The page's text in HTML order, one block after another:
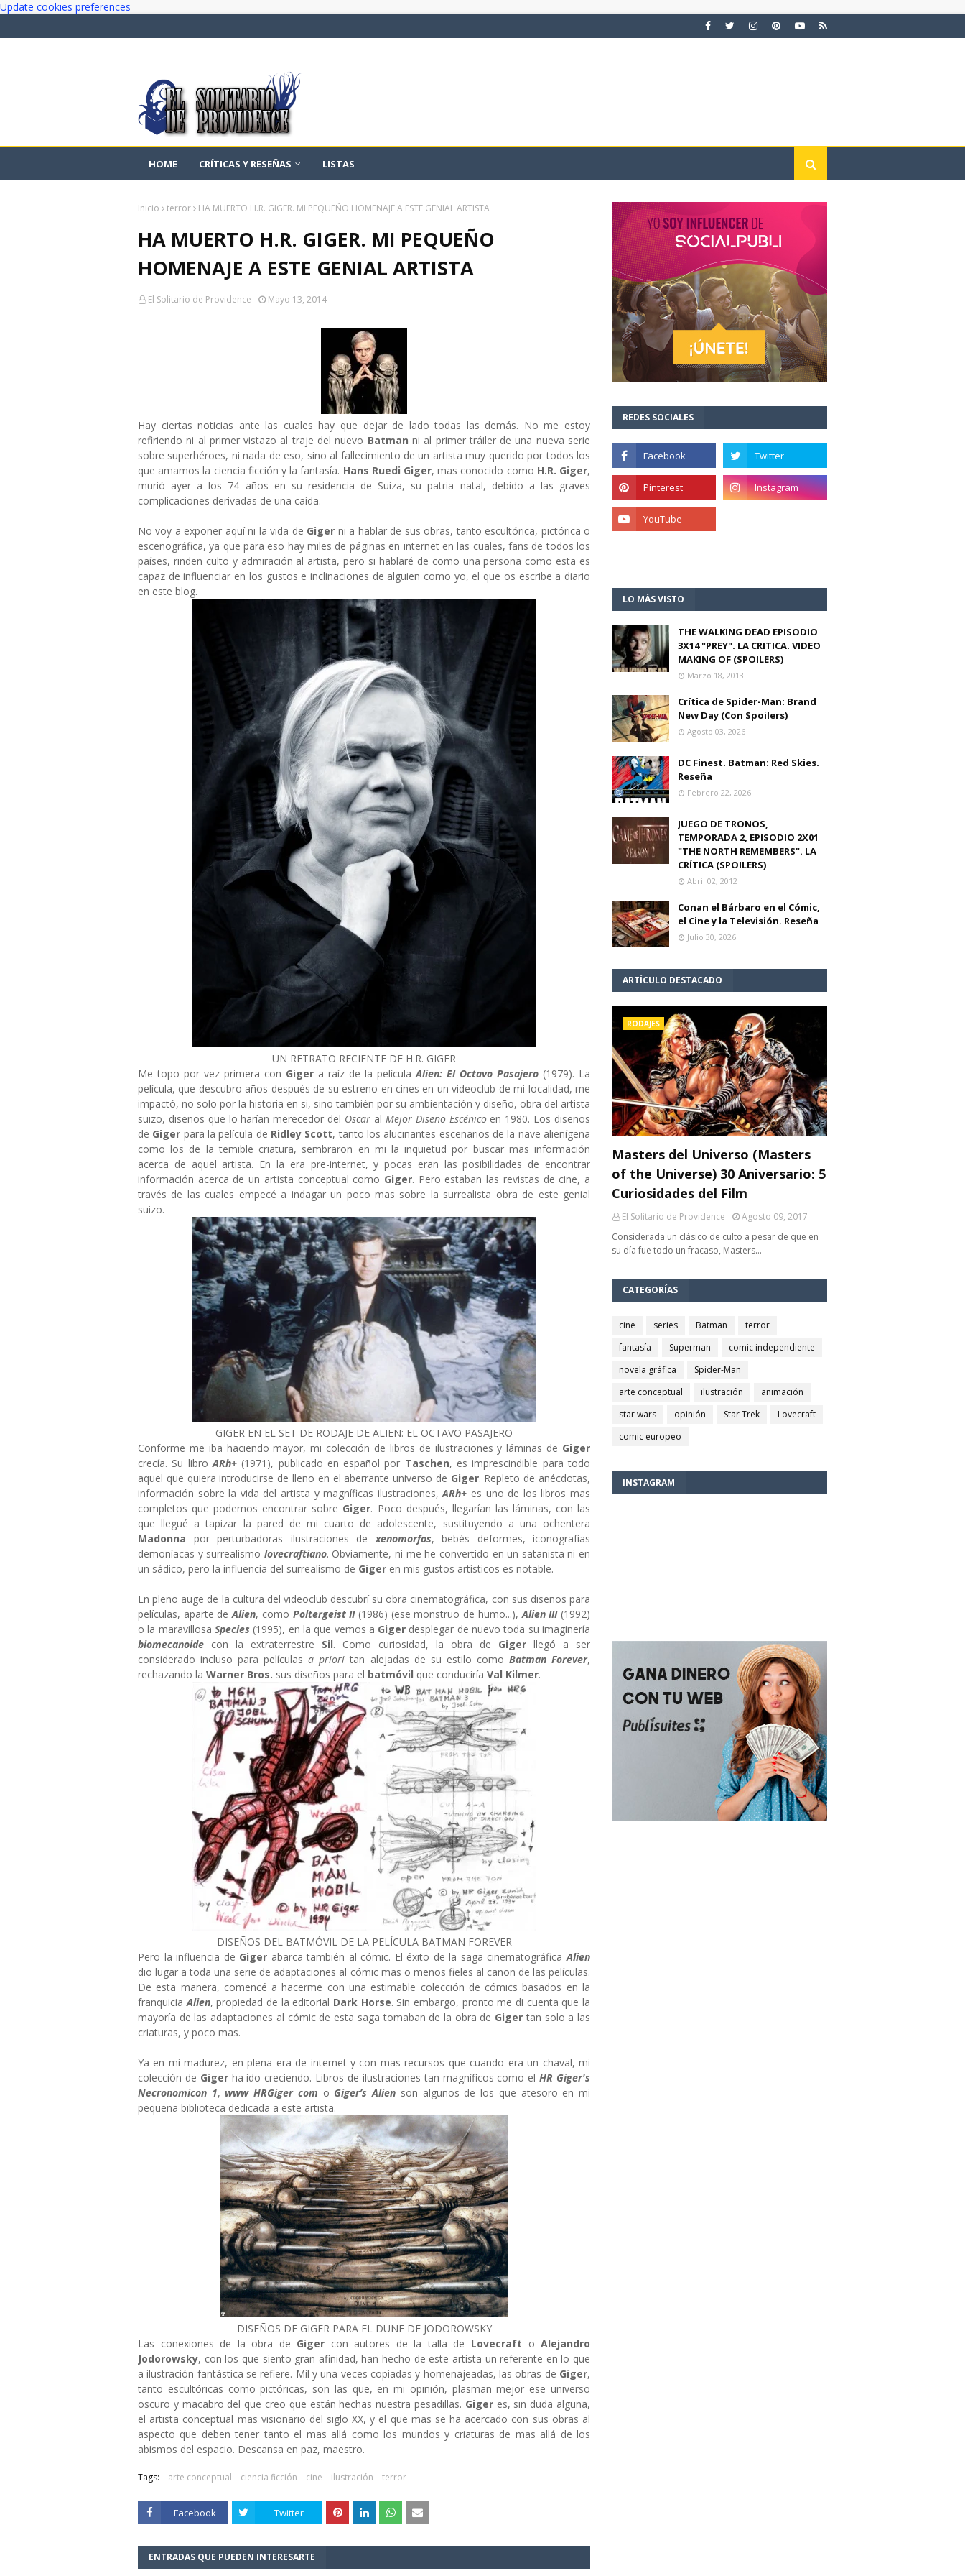
Update cookies preferences
HOME CRÍTICAS Y RESEÑAS LISTAS
Inicio terror HA MUERTO H.R. GIGER. MI PEQUEÑO HOMENAJE A ESTE GENIAL ARTISTA
HA MUERTO H.R. GIGER. MI PEQUEÑO
HOMENAJE A ESTE GENIAL ARTISTA
El Solitario de Providence Mayo 13, 2014
Hay ciertas noticias ante las cuales hay que dejar de lado todas las demás. No me estoy
refiriendo ni al primer vistazo al traje del nuevo Batman ni al primer tráiler de una nueva serie
sobre superhéroes, ni nada de eso, sino al fallecimiento de un artista muy querido por todos los
que amamos la ciencia ficción y la fantasía. Hans Ruedi Giger, mas conocido como H.R. Giger,
murió ayer a los 74 años en su residencia de Suiza, su patria natal, debido a las graves
complicaciones derivadas de una caída.
No voy a exponer aquí ni la vida de Giger ni a hablar de sus obras, tanto escultórica, pictórica o
escenográfica, ya que para eso hay miles de páginas en internet en las cuales, fans de todos los
países, rinden culto y admiración al artista, pero si hablaré de como una persona como esta es
capaz de influenciar en los gustos e inclinaciones de alguien como yo, el que os escribe a diario
en este blog.
UN RETRATO RECIENTE DE H.R. GIGER
Me topo por vez primera con Giger a raíz de la películaAlien: El Octavo Pasajero (1979). La
película, que descubro años después de su estreno en cines en un videoclub de mi localidad, me
impactó, no solo por la historia en si, sino también por su ambientación y diseño, obra del artista
suizo, diseños que lo harían merecedor del Oscar al Mejor Diseño Escénicoen 1980. Los diseños
de Giger para la película de Ridley Scott, tanto los alucinantes escenarios de la nave alienígena
como los de la temible criatura, sembraron en mi la inquietud por buscar mas información
acerca de aquel artista. En la era pre-internet, y pocas eran las posibilidades de encontrar
información acerca de un artista conceptual como Giger. Pero estaban las revistas de cine, a
través de las cuales empecé a indagar un poco mas sobre la surrealista obra de este genial
suizo.
GIGER EN EL SET DE RODAJE DE ALIEN: EL OCTAVO PASAJERO
Conforme me iba haciendo mayor, mi colección de libros de ilustraciones y láminas de Giger
crecía. Su libroARh+ (1971), publicado en español por Taschen, es imprescindible para todo
aquel que quiera introducirse de lleno en el aberrante universo de Giger. Repleto de anécdotas,
información sobre la vida del artista y magníficas ilustraciones,ARh+ es uno de los libros mas
completos que podemos encontrar sobre Giger. Poco después, llegarían las láminas, con las
que llegué a tapizar la pared de mi cuarto de adolescente, sustituyendo a una ochentera
Madonna por perturbadoras ilustraciones dexenomorfos, bebés deformes, iconografías
demoníacas y surrealismo lovecraftiano. Obviamente, ni me he convertido en un satanista ni en
un sádico, pero la influencia del surrealismo de Giger en mis gustos artísticos es notable.
En pleno auge de la cultura del videoclub descubrí su obra cinematográfica, con sus diseños para
películas, aparte deAlien, como Poltergeist II (1986) (ese monstruo de humo...),Alien III (1992)
o la maravillosa Species (1995), en la que vemos a Giger desplegar de nuevo toda su imaginería
biomecanoide con la extraterrestre Sil. Como curiosidad, la obra de Giger llegó a ser
considerado incluso para películas a prioritan alejadas de su estilo como Batman Forever,
rechazando la Warner Bros. sus diseños para el batmóvil que conduciría Val Kilmer.
DISEÑOS DEL BATMÓVIL DE LA PELÍCULA BATMAN FOREVER
Pero la influencia de Giger abarca también al cómic. El éxito de la saga cinematográficaAlien
dio lugar a toda una serie de adaptaciones al cómic mas o menos fieles al canon de las películas.
De esta manera, comencé a hacerme con una estimable colección de cómics basados en la
franquiciaAlien, propiedad de la editorial Dark Horse. Sin embargo, pronto me di cuenta que la
mayoría de las adaptaciones al cómic de esta saga tomaban de la obra de Gigertan solo a las
criaturas, y poco mas.
Ya en mi madurez, en plena era de internet y con mas recursos que cuando era un chaval, mi
colección de Giger ha ido creciendo. Libros de ilustraciones tan magníficos como elHR Giger's
Necronomicon 1, www HRGiger com o Giger’s Alien son algunos de los que atesoro en mi
pequeña biblioteca dedicada a este artista.
DISEÑOS DE GIGER PARA EL DUNE DE JODOROWSKY
Las conexiones de la obra de Giger con autores de la talla de Lovecraft oAlejandro
Jodorowsky, con los que siento gran afinidad, han hecho de este artista un referente en lo que
a ilustración fantástica se refiere. Mil y una veces copiadas y homenajeadas, las obras de Giger,
tanto escultóricas como pictóricas, son las que, en mi opinión, plasman mejor ese universo
oscuro y macabro del que creo que están hechas nuestra pesadillas. Giger es, sin duda alguna,
el artista conceptual mas visionario del siglo XX, y el que mas se ha acercado con sus obras al
aspecto que deben tener tanto el mas allá como los mundos y criaturas de mas allá de los
abismos del espacio. Descansa en paz, maestro.
Tags: arte conceptual ciencia ficción cine ilustración terror
Facebook Twitter
ENTRADAS QUE PUEDEN INTERESARTE
REDES SOCIALES
LO MÁS VISTO
THE WALKING DEAD EPISODIO
3X14 "PREY". LA CRITICA. VIDEO
MAKING OF (SPOILERS)
Marzo 18, 2013
Crítica de Spider-Man: Brand
New Day (Con Spoilers)
Agosto 03, 2026
DC Finest. Batman: Red Skies.
Reseña
Febrero 22, 2026
JUEGO DE TRONOS,
TEMPORADA 2, EPISODIO 2X01
"THE NORTH REMEMBERS". LA
CRÍTICA (SPOILERS)
Abril 02, 2012
Conan el Bárbaro en el Cómic,
el Cine y la Televisión. Reseña
Julio 30, 2026
ARTÍCULO DESTACADO
RODAJES
Masters del Universo (Masters
of the Universe) 30 Aniversario: 5
Curiosidades del Film
El Solitario de Providence
Agosto 09, 2017
Considerada un clásico de culto a pesar de que en
su día fue todo un fracaso, Masters…
CATEGORÍAS
cine series Batman
terror
fantasía
Superman
comic independiente
novela gráfica
Spider-Man
arte conceptual
ilustración
animación
star wars
opinión Star Trek
Lovecraft
comic europeo
INSTAGRAM